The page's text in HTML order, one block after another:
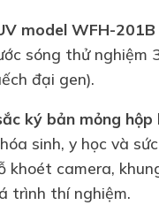
model WFH-201B
sóng thử nghiệm
đại gen).
ký bản mỏng hộp
sinh, y học và
khoét camera,
trình thí nghiệm.